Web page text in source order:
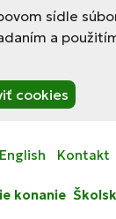
sídle
a
cookies
English Kontakt
konanie